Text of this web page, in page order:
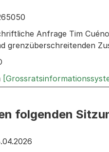
Geschäft
Anfrage Tim
grenzüberschreitenden
folgenden
Sitzungen: